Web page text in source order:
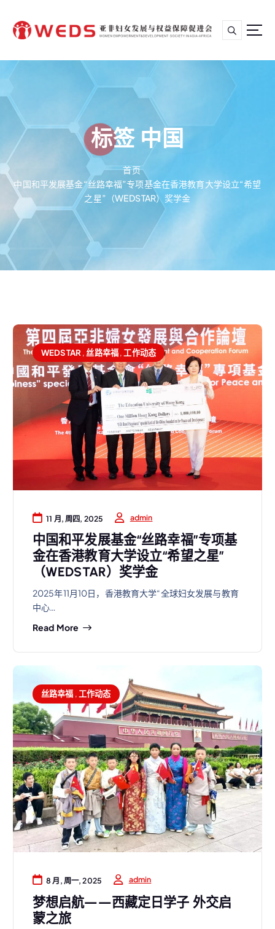
容
亚非妇女发展与权益保障促进会
标签 中国
首页
中国和平发展基金“丝路幸福”专项基金在香港教育大学设立“希望
之星”（WEDSTAR）奖学金
WEDSTAR , 丝路幸福, 工作动态
11 月, 周四, 2025 admin
中国和平发展基金“丝路幸福”专项基
金在香港教育大学设立“希望之星”
（WEDSTAR）奖学金
2025年11月10日，香港教育大学“全球妇女发展与教育
中心…
Read More
丝路幸福 , 工作动态
8 月, 周一, 2025 admin
梦想启航——西藏定日学子 外交启
蒙之旅